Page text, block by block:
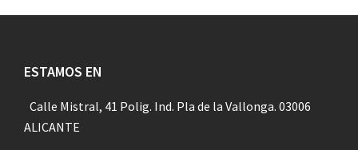
Footer
ESTAMOS EN
Calle Mistral, 41 Polig. Ind. Pla de la Vallonga. 03006
ALICANTE